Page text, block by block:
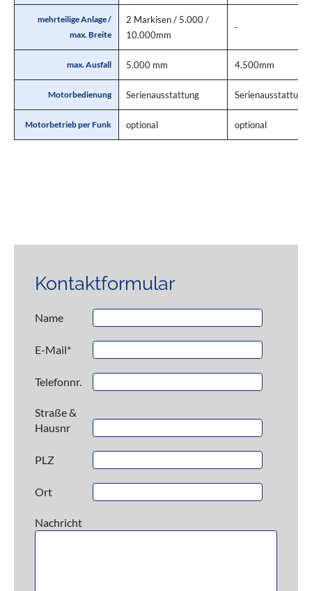
mehrteilige Anlage /
max. Breite
2 Markisen / 5.000 /
10.000mm
-
max. Ausfall 5.000 mm 4.500mm
Motorbedienung Serienausstattung Serienausstattung
Motorbetrieb per Funk optional optional
Kontaktformular
Name
E-Mail*
Telefonnr.
Straße &
Hausnr
PLZ
Ort
Nachricht